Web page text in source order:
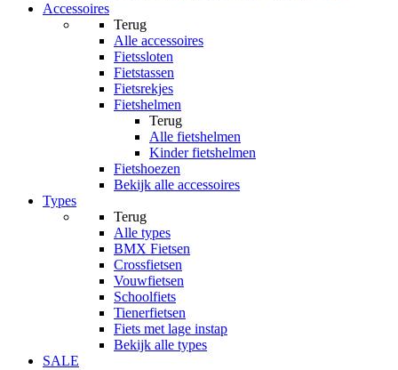
Accessoires
Terug
Alle accessoires
Fietssloten
Fietstassen
Fietsrekjes
Fietshelmen
Terug
Alle fietshelmen
Kinder fietshelmen
Fietshoezen
Bekijk alle accessoires
Types
Terug
Alle types
BMX Fietsen
Crossfietsen
Vouwfietsen
Schoolfiets
Tienerfietsen
Fiets met lage instap
Bekijk alle types
SALE